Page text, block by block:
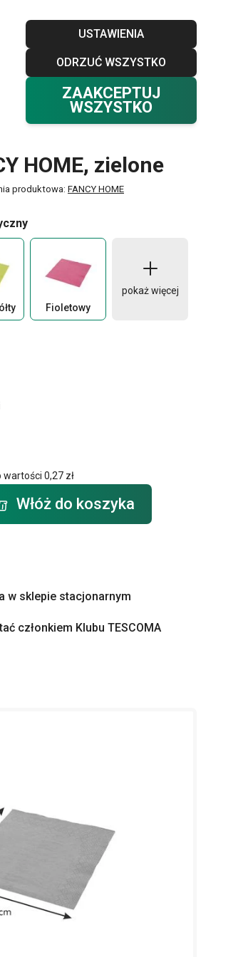
USTAWIENIA
ODRZUĆ WSZYSTKO
ZAAKCEPTUJ
WSZYSTKO
Blog Klub TESCOMA Kontakt
Zaloguj się
0 Twój koszyk
0,00 zł
HOME, zielone
produktowa: FANCY HOME
Fioletowy
pokaż więcej
wartości 0,27 zł
Włóż do koszyka
w sklepie stacjonarnym
członkiem Klubu TESCOMA